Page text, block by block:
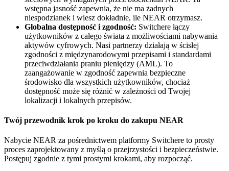
wstępna jasność zapewnia, że nie ma żadnych
niespodzianek i wiesz dokładnie, ile NEAR otrzymasz.
Globalna dostępność i zgodność: Switchere łączy
użytkowników z całego świata z możliwościami nabywania
aktywów cyfrowych. Nasi partnerzy działają w ścisłej
zgodności z międzynarodowymi przepisami i standardami
przeciwdziałania praniu pieniędzy (AML). To
zaangażowanie w zgodność zapewnia bezpieczne
środowisko dla wszystkich użytkowników, chociaż
dostępność może się różnić w zależności od Twojej
lokalizacji i lokalnych przepisów.
Twój przewodnik krok po kroku do zakupu NEAR
Nabycie NEAR za pośrednictwem platformy Switchere to prosty
proces zaprojektowany z myślą o przejrzystości i bezpieczeństwie.
Postępuj zgodnie z tymi prostymi krokami, aby rozpocząć.